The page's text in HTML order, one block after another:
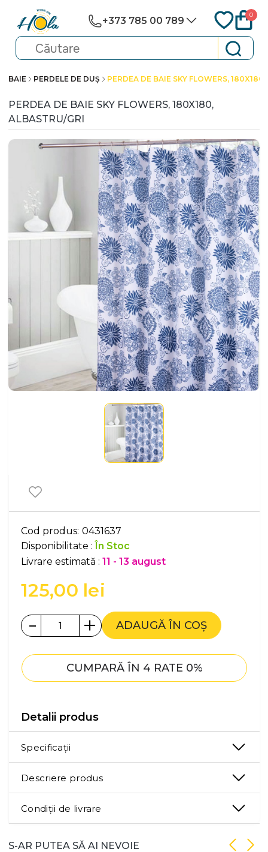
+373 785 00 789
0
BAIE PERDELE DE DUȘ PERDEA DE BAIE SKY FLOWERS,
PERDEA DE BAIE SKY FLOWERS, 180X180,
ALBASTRU/GRI
Cod produs: 0431637
Disponibilitate :În Stoc
Livrare estimată : 11 - 13 august
125,00 lei
- + ADAUGĂ ÎN COȘ
CUMPARĂ ÎN 4 RATE 0%
Detalii produs
Specificații
Descriere produs
Condiții de livrare
S-AR PUTEA SĂ AI NEVOIE